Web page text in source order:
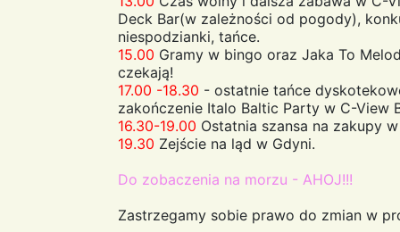
Deck Bar(w zależności od pogody),
niespodzianki, tańce.
15.00 Gramy w bingo oraz Jaka To
czekają!
17.00 -18.30 - ostatnie tańce
zakończenie Italo Baltic Party w C-View
16.30-19.00 Ostatnia szansa na zakupy
19.30 Zejście na ląd w Gdyni.
Do zobaczenia na morzu - AHOJ!!!
Zastrzegamy sobie prawo do zmian w